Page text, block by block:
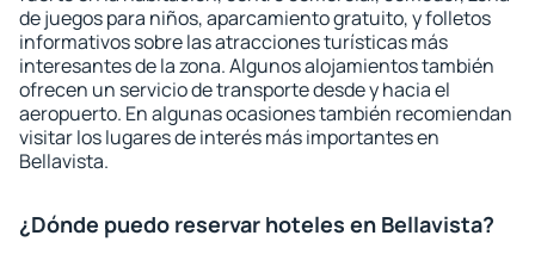
de juegos para niños, aparcamiento gratuito, y folletos
informativos sobre las atracciones turísticas más
interesantes de la zona. Algunos alojamientos también
ofrecen un servicio de transporte desde y hacia el
aeropuerto. En algunas ocasiones también recomiendan
visitar los lugares de interés más importantes en
Bellavista.
¿Dónde puedo reservar hoteles en Bellavista?